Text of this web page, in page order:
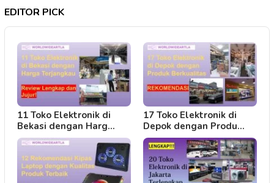
EDITOR PICK
11 Toko Elektronik di
Bekasi dengan Harg…
17 Toko Elektronik di
Depok dengan Produ…